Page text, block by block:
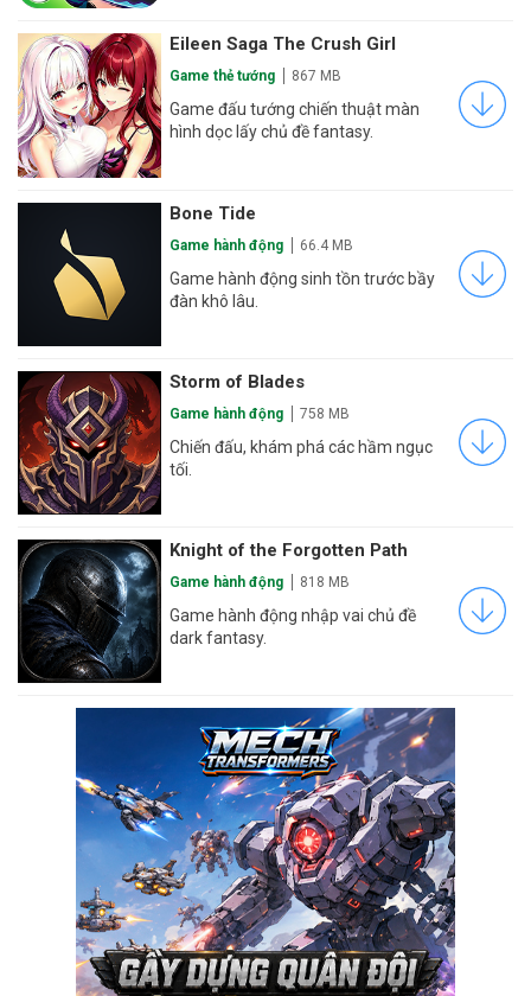
Eileen Saga The Crush Girl
Game thẻ tướng 867 MB
Game đấu tướng chiến thuật màn
hình dọc lấy chủ đề fantasy.
Bone Tide
Game hành động 66.4 MB
Game hành động sinh tồn trước bầy
đàn khô lâu.
Storm of Blades
Game hành động 758 MB
Chiến đấu, khám phá các hầm ngục
tối.
Knight of the Forgotten Path
Game hành động 818 MB
Game hành động nhập vai chủ đề
dark fantasy.